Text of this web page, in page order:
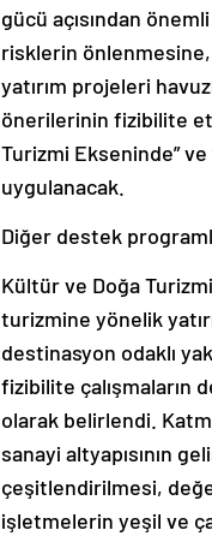
gücü açısından
risklerin
yatırım projeleri
önerilerinin fizibilite
Turizmi Ekseninde”
uygulanacak.
Diğer destek
Kültür ve Doğa
turizmine yönelik
destinasyon odaklı
fizibilite çalışmaların
olarak belirlendi.
sanayi altyapısının
çeşitlendirilmesi,
işletmelerin yeşil ve